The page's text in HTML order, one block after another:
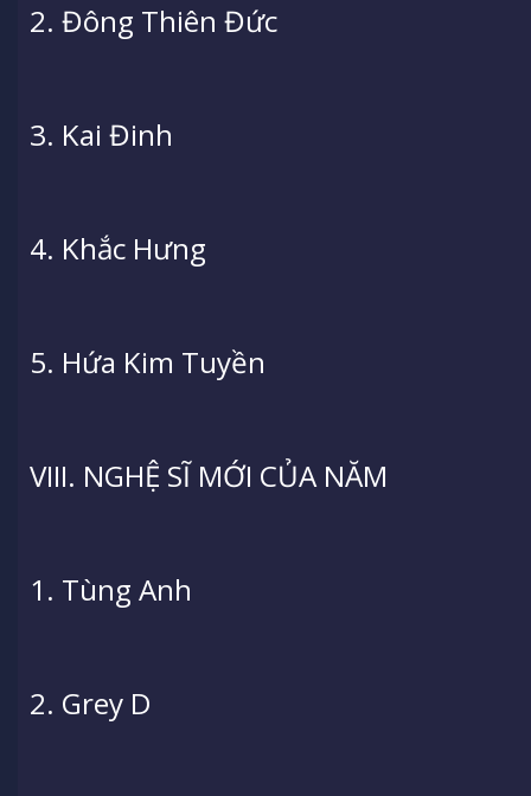
2. Đông Thiên Đức
3. Kai Đinh
4. Khắc Hưng
5. Hứa Kim Tuyền
VIII. NGHỆ SĨ MỚI CỦA NĂM
1. Tùng Anh
2. Grey D